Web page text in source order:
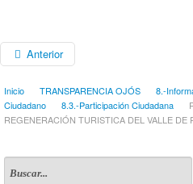
Anterior
Inicio TRANSPARENCIA OJÓS
8.-
Ciudadano
8.3.-Participación Ciudadana
REGENERACIÓN TURISTICA DEL VALLE DE